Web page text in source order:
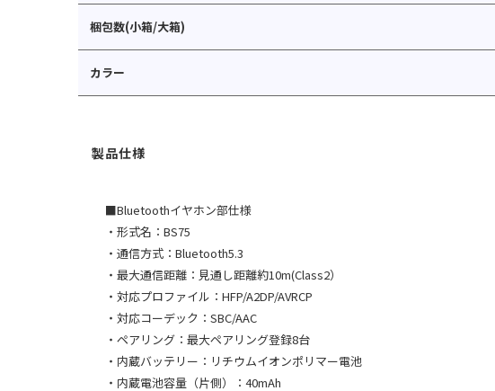
梱包数(小箱/大箱)
カラー
■Bluetoothイヤホン部仕様
・形式名：BS75
・通信方式：Bluetooth5.3
・最大通信距離：見通し距離約10m(Class2）
・対応プロファイル：HFP/A2DP/AVRCP
・対応コーデック：SBC/AAC
・ペアリング：最大ペアリング登録8台
・内蔵バッテリー：リチウムイオンポリマー電池
・内蔵電池容量（片側）：40mAh